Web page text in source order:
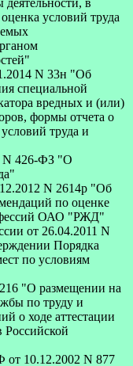
условий труда
N 33н "Об
специальной
вредных и (или)
формы отчета о
труда и
N 426-ФЗ "О
N 2614р "Об
по оценке
ОАО "РЖД"
от 26.04.2011 N
Порядка
по условиям
"О размещении на
по труду и
о ходе аттестации
Российской
от 10.12.2002 N 877